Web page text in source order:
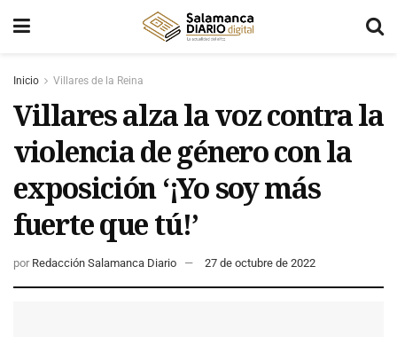
Inicio Villares de la Reina
Villares alza la voz contra la
violencia de género con la
exposición ‘¡Yo soy más
fuerte que tú!’
por Redacción Salamanca Diario 27 de octubre de 2022